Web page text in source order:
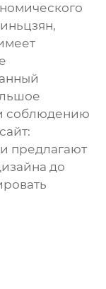
соблюдению
предлагают
до